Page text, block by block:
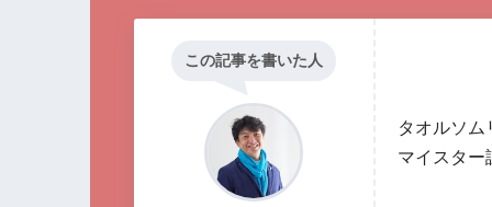
この記事を書いた人
タオルソ
マイスター